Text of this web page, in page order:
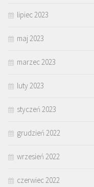
lipiec 2023
maj 2023
marzec 2023
luty 2023
styczeń 2023
grudzień 2022
wrzesień 2022
czerwiec 2022